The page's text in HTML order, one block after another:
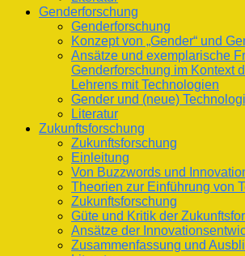
Genderforschung
Genderforschung
Konzept von „Gender“ und
Ansätze und exemplarische
Genderforschung im Kontext
Lehrens mit Technologien
Gender und (neue)
Literatur
Zukunftsforschung
Zukunftsforschung
Einleitung
Von Buzzwords und
Theorien zur Einführung von
Zukunftsforschung
Güte und Kritik der
Ansätze der
Zusammenfassung und